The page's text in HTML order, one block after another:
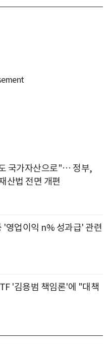
국가자산으로"… 정부,
산법 전면 개편
'영업이익 n% 성과급' 관련
'김용범 책임론'에 "대책